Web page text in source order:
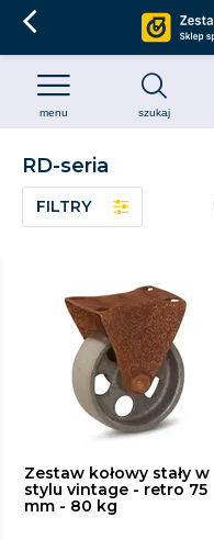
szukaj
menu
RD-seria
FILTRY
Zestaw kołowy stały w
stylu vintage - retro 75
mm - 80 kg